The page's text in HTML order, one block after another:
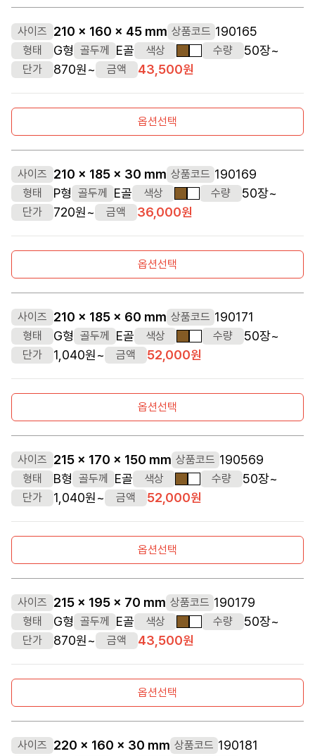
사이즈 210 x 160 x 45 mm 상품코드 190165
형태 G형 골두께 E골 색상 갈색
흰색 수량 50장~
단가 870원~ 금액 43,500원
옵션선택
사이즈 210 x 185 x 30 mm 상품코드 190169
형태 P형 골두께 E골 색상 갈색
흰색 수량 50장~
단가 720원~ 금액 36,000원
옵션선택
사이즈 210 x 185 x 60 mm 상품코드 190171
형태 G형 골두께 E골 색상 갈색
흰색 수량 50장~
단가 1,040원~ 금액 52,000원
옵션선택
사이즈 215 x 170 x 150 mm 상품코드 190569
형태 B형 골두께 E골 색상 갈색
흰색 수량 50장~
단가 1,040원~ 금액 52,000원
옵션선택
사이즈 215 x 195 x 70 mm 상품코드 190179
형태 G형 골두께 E골 색상 갈색
흰색 수량 50장~
단가 870원~ 금액 43,500원
옵션선택
사이즈 220 x 160 x 30 mm 상품코드 190181